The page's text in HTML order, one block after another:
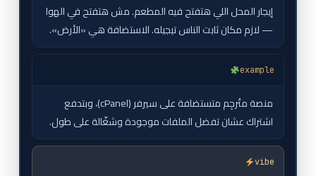
إيجار المحل اللي هتفتح فيه المطعم. مش هتفتح في الهوا
— لازم مكان ثابت الناس تيجيله. الاستضافة هي «الأرض».
example
منصة متُرجِم متستضافة على سيرفر (cPanel)، وبتدفع
اشتراك عشان تفضل الملفات موجودة وشغّالة على طول.
vibe